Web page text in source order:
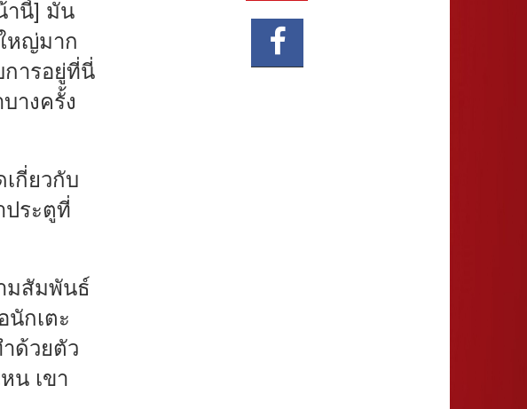
านี้] มัน
หญ่มาก
ารอยู่ที่นี่
างครั้ง
กี่ยวกับ
ประตูที่
มสัมพันธ์
กเตะ
ด้วยตัว
น เขา